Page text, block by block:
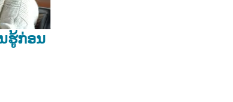
ຮູ້ກ່ອນ